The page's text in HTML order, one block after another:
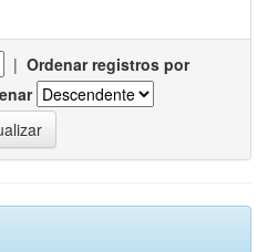
| Ordenar registros por